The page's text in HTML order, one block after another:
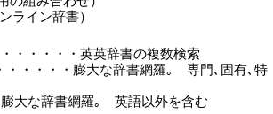
ライン辞書）
・・・・・英英辞書の複数検索
・・・・・膨大な辞書網羅｡ 専門､固有､特
膨大な辞書網羅｡ 英語以外を含む